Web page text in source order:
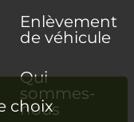
Enlèvement
de véhicule
Qui
sommes-
nous